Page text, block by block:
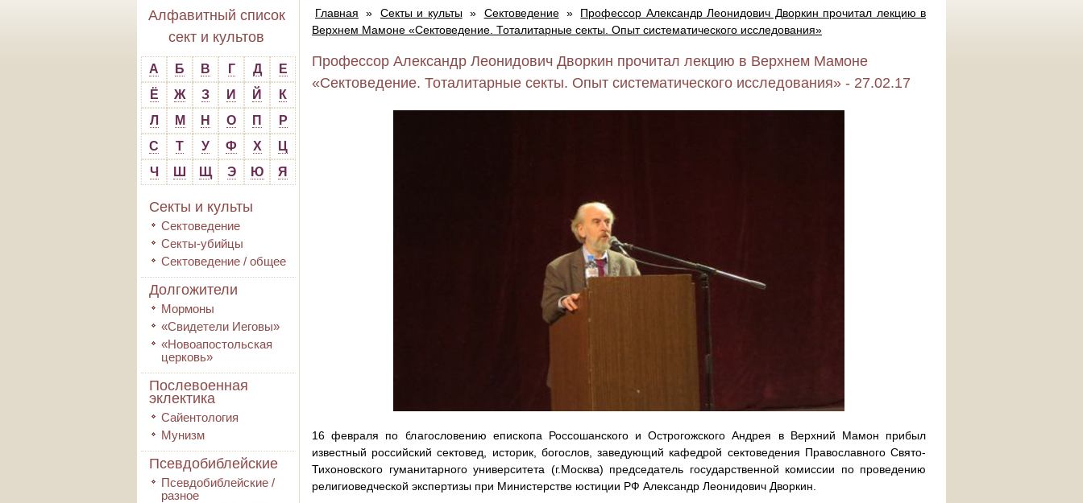
Помощь центру
Алфавитный список
сект и культов
А Б В Г Д
Е
Ё
Ж З И Й
К
Л
М Н О П
Р
С
Т У Ф Х
Ц
Ч
Ш Щ Э Ю Я
Секты и культы
Сектоведение
Секты-убийцы
Сектоведение / общее
Долгожители
Мормоны
«Свидетели Иеговы»
«Новоапостольская
церковь»
Послевоенная
эклектика
Сайентология
Мунизм
Псевдобиблейские
Псевдобиблейские /
разное
Главная » Секты и культы » Сектоведение »
Профессор Александр Леонидович Дворкин прочитал лекцию в
Верхнем Мамоне «Сектоведение. Тоталитарные секты. Опыт систематического исследования»
Профессор Александр Леонидович Дворкин прочитал лекцию в Верхнем Мамоне
«Сектоведение. Тоталитарные секты. Опыт систематического исследования» - 27.02.17
16 февраля по благословению епископа Россошанского и Острогожского Андрея в Верхний Мамон прибыл
известный российский сектовед, историк, богослов, заведующий кафедрой сектоведения Православного Свято-
Тихоновского гуманитарного университета (г.Москва) председатель государственной комиссии по проведению
религиоведческой экспертизы при Министерстве юстиции РФ Александр Леонидович Дворкин.